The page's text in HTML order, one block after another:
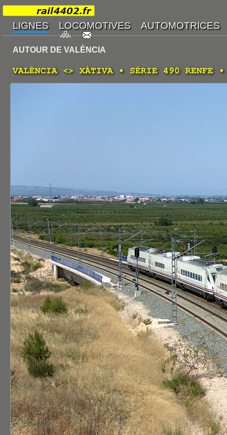
AUTOUR DE VALÈNCIA
VALÈNCIA <> XÀTIVA • SÉRIE 490 RENFE •